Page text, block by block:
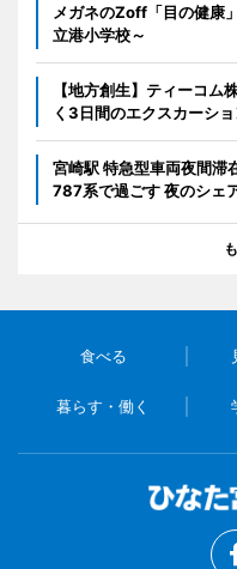
メガネのZoff「目の健康
立港小学校～
【地方創生】ティーコ
く3日間のエクスカーシ
宮崎駅 特急型車両夜間滞
787系で過ごす 夜のシェ
食べる
暮らす・働く